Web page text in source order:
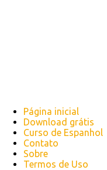
Página inicial
Download grátis
Curso de Espanhol
Contato
Sobre
Termos de Uso